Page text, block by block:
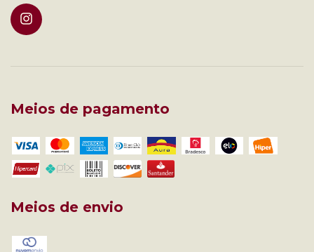
Meios de pagamento
Meios de envio